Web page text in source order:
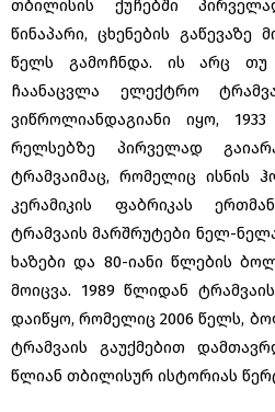
თბილისის ქუჩებში
წინაპარი, ცხენების გაწევაზე
წელს გამოჩნდა. ის არც თუ
ჩაანაცვლა ელექტრო
ვიწროლიანდაგიანი იყო,
რელსებზე პირველად
ტრამვაიმაც, რომელიც ისნის
კერამიკის ფაბრიკას
ტრამვაის მარშრუტები ნელ-
ხაზები და 80-იანი წლების
მოიცვა. 1989 წლიდან
დაიწყო, რომელიც 2006 წელს,
ტრამვაის გაუქმებით
წლიან თბილისურ ისტორიას